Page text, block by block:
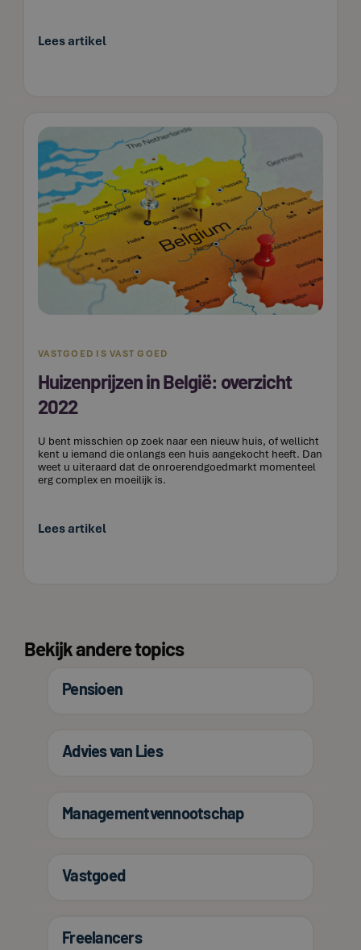
Lees artikel
VASTGOED IS VAST GOED
Huizenprijzen in België: overzicht
2022
U bent misschien op zoek naar een nieuw ​​huis, of wellicht
kent u iemand die onlangs een huis aangekocht heeft. Dan
weet u uiteraard dat de onroerendgoedmarkt momenteel
erg complex en moeilijk is.
Lees artikel
Bekijk anderetopics
Pensioen
Advies van Lies
Managementvennootschap
Vastgoed
Freelancers